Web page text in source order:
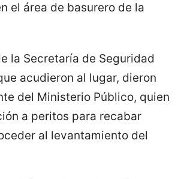
el área de basurero de la
la Secretaría de Seguridad
acudieron al lugar, dieron
del Ministerio Público, quien
a peritos para recabar
al levantamiento del